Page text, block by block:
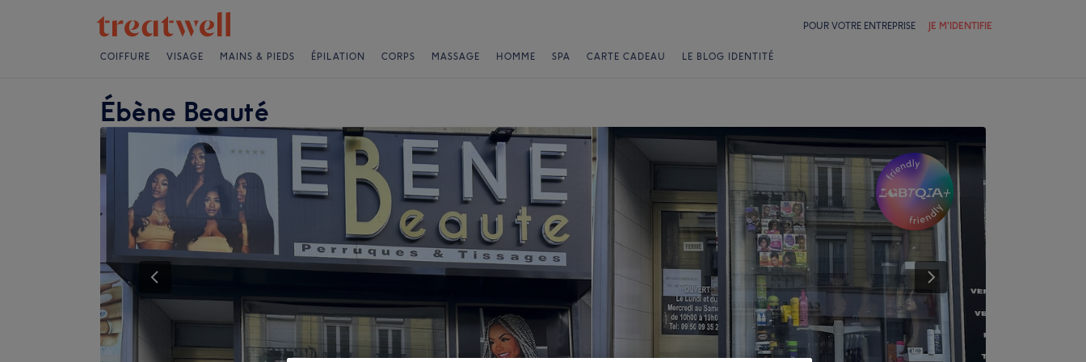
POUR VOTRE ENTREPRISE JE M'IDENTIFIE
COIFFURE VISAGE MAINS & PIEDS ÉPILATION CORPS MASSAGE HOMME SPA CARTE CADEAU LE BLOG IDENTITÉ
Ébène Beauté